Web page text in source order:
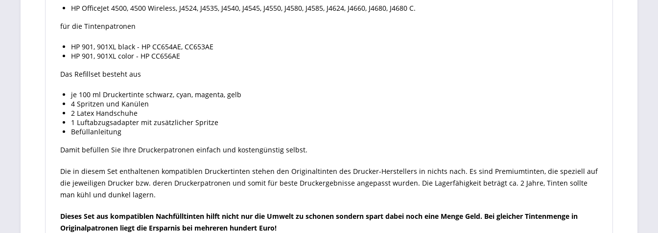
HP OfficeJet 4500, 4500 Wireless, J4524, J4535, J4540, J4545, J4550, J4580, J4585, J4624, J4660, J4680, J4680 C.
für die Tintenpatronen
HP 901, 901XL black - HP CC654AE, CC653AE
HP 901, 901XL color - HP CC656AE
Das Refillset besteht aus
je 100 ml Druckertinte schwarz, cyan, magenta, gelb
4 Spritzen und Kanülen
2 Latex Handschuhe
1 Luftabzugsadapter mit zusätzlicher Spritze
Befüllanleitung
Damit befüllen Sie Ihre Druckerpatronen einfach und kostengünstig selbst.
Die in diesem Set enthaltenen kompatiblen Druckertinten stehen den Originaltinten des Drucker-Herstellers in nichts nach. Es sind Premiumtinten, die speziell auf
die jeweiligen Drucker bzw. deren Druckerpatronen und somit für beste Druckergebnisse angepasst wurden. Die Lagerfähigkeit beträgt ca. 2 Jahre, Tinten sollte
man kühl und dunkel lagern.
Dieses Set aus kompatiblen Nachfülltinten hilft nicht nur die Umwelt zu schonen sondern spart dabei noch eine Menge Geld. Bei gleicher Tintenmenge in
Originalpatronen liegt die Ersparnis bei mehreren hundert Euro!